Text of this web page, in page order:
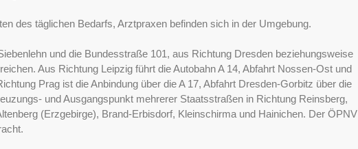
des täglichen Bedarfs, Arztpraxen befinden sich in der Umgebung.
und die Bundesstraße 101, aus Richtung Dresden beziehungsweise
Aus Richtung Leipzig führt die Autobahn A 14, Abfahrt Nossen-Ost und
Prag ist die Anbindung über die A 17, Abfahrt Dresden-Gorbitz über die
und Ausgangspunkt mehrerer Staatsstraßen in Richtung Reinsberg,
(Erzgebirge), Brand-Erbisdorf, Kleinschirma und Hainichen. Der ÖPNV